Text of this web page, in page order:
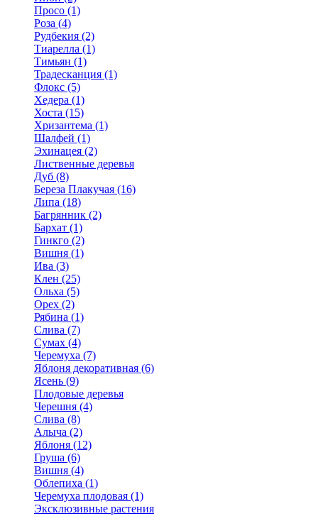
Просо (1)
Роза (4)
Рудбекия (2)
Тиарелла (1)
Тимьян (1)
Традесканция (1)
Флокс (5)
Хедера (1)
Хоста (15)
Хризантема (1)
Шалфей (1)
Эхинацея (2)
Лиственные деревья
Дуб (8)
Береза Плакучая (16)
Липа (18)
Багрянник (2)
Бархат (1)
Гинкго (2)
Вишня (1)
Ива (3)
Клен (25)
Ольха (5)
Орех (2)
Рябина (1)
Слива (7)
Сумах (4)
Черемуха (7)
Яблоня декоративная (6)
Ясень (9)
Плодовые деревья
Черешня (4)
Слива (8)
Алыча (2)
Яблоня (12)
Груша (6)
Вишня (4)
Облепиха (1)
Черемуха плодовая (1)
Эксклюзивные растения